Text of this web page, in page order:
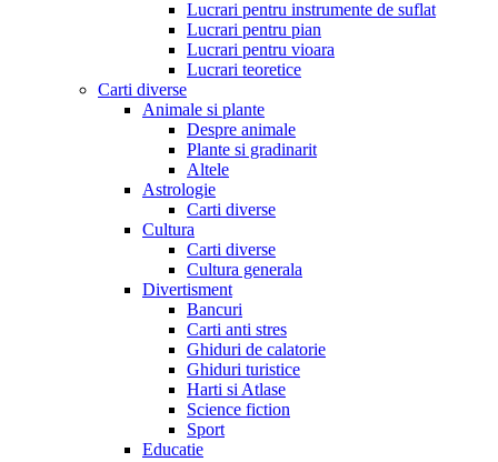
Lucrari pentru instrumente de suflat
Lucrari pentru pian
Lucrari pentru vioara
Lucrari teoretice
Carti diverse
Animale si plante
Despre animale
Plante si gradinarit
Altele
Astrologie
Carti diverse
Cultura
Carti diverse
Cultura generala
Divertisment
Bancuri
Carti anti stres
Ghiduri de calatorie
Ghiduri turistice
Harti si Atlase
Science fiction
Sport
Educatie